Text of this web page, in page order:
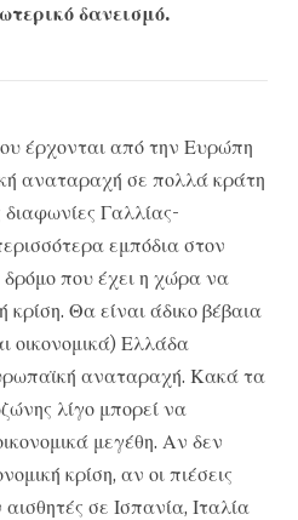
δανεισμό.
έρχονται από την Ευρώπη
αναταραχή σε πολλά κράτη
διαφωνίες Γαλλίας-
εμπόδια στον
δρόμο που έχει η χώρα να
κρίση. Θα είναι άδικο βέβαια
οικονομικά) Ελλάδα
αναταραχή. Κακά τα
λίγο μπορεί να
μεγέθη. Αν δεν
κρίση, αν οι πιέσεις
σε Ισπανία, Ιταλία